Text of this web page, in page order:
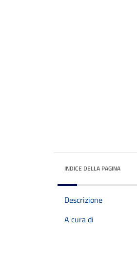
INDICE DELLA PAGINA
Descrizione
A cura di